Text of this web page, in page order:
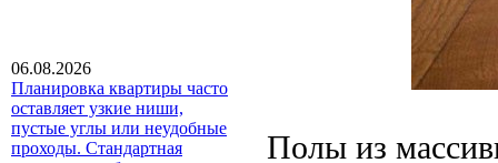
06.08.2026
Планировка квартиры часто
оставляет узкие ниши,
пустые углы или неудобные
проходы. Стандартная
Полы из